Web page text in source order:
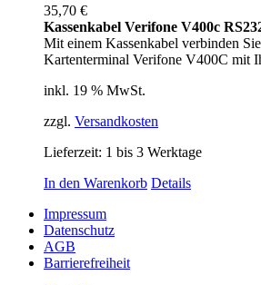
35,70 €
Kassenkabel Verifone V400c
Mit einem Kassenkabel verbinden
Kartenterminal Verifone V400C mit
inkl. 19 % MwSt.
zzgl. Versandkosten
Lieferzeit: 1 bis 3 Werktage
In den Warenkorb Details
Impressum
Datenschutz
AGB
Barrierefreiheit